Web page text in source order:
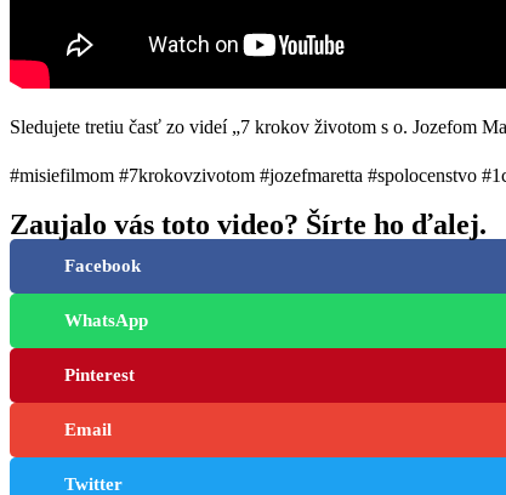
Sledujete tretiu časť zo videí „7 krokov životom s o. Jozefom
#misiefilmom #7krokovzivotom #jozefmaretta #spolocenstvo
Zaujalo vás toto video? Šírte ho ďalej.
Facebook
WhatsApp
Pinterest
Email
Twitter